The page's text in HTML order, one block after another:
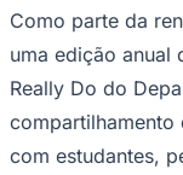
Santana de Parnaíba
do Bom Jesus
RochaFrancisco
Para Sua Empresa
Anuncie
Vagas na
Como parte da
uma edição anual
Really Do do
compartilhamento
com estudantes,